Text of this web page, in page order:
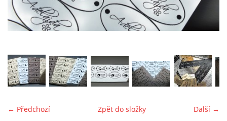
jk-laguna@seznam.cz
← Předchozí Další →
Zpět do složky